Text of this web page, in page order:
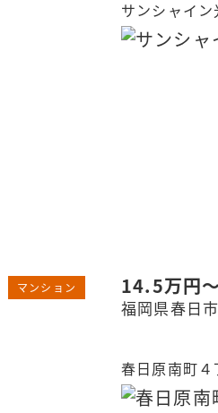
マンション
サンシャイ
14.5万円
福岡県春日
春日原南町